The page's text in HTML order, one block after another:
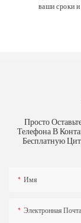
ваши сроки
Просто
Телефона В
Бесплатную
Имя
Электронная Почта